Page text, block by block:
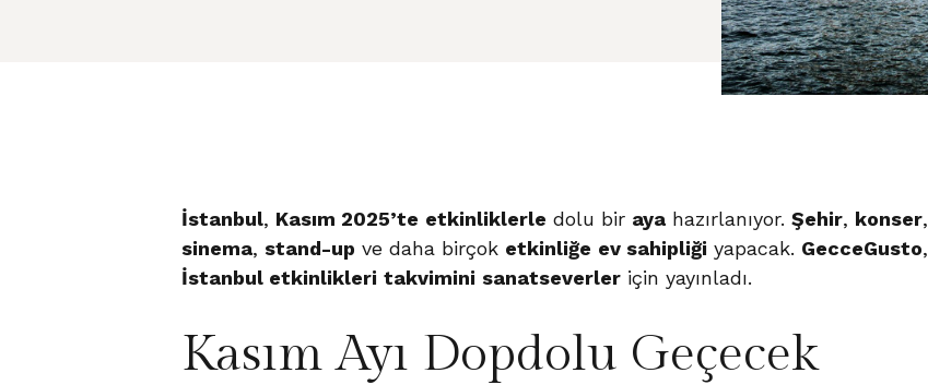
İstanbul, Kasım 2025’te etkinliklerle dolu bir aya hazırlanıyor. Şehir, konser,
sinema, stand-up ve daha birçok etkinliğe ev sahipliği yapacak. GecceGusto,
İstanbul etkinlikleri takvimini sanatseverler için yayınladı.
Kasım Ayı Dopdolu Geçecek